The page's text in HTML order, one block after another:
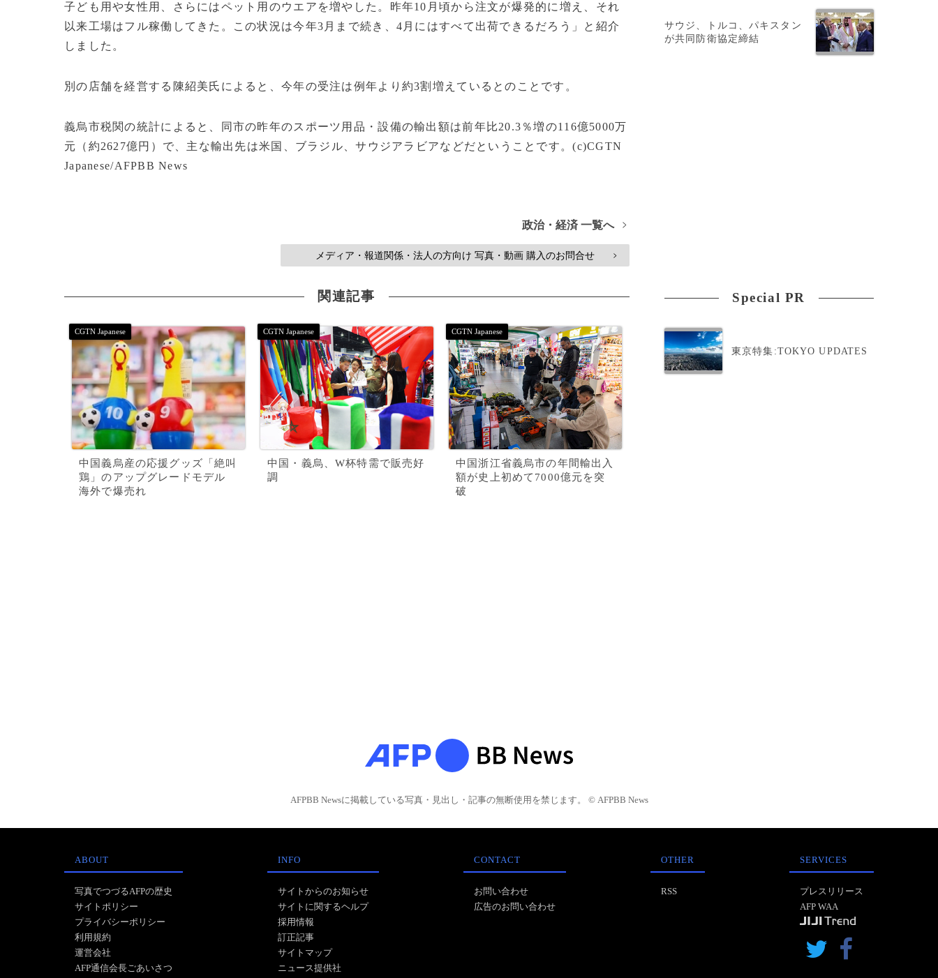
子ども用や女性用、さらにはペット用のウエアを増やした。昨年10月頃から注文が爆発的に増え、それ
以来工場はフル稼働してきた。この状況は今年3月まで続き、4月にはすべて出荷できるだろう」と紹介
しました。
別の店舗を経営する陳紹美氏によると、今年の受注は例年より約3割増えているとのことです。
義烏市税関の統計によると、同市の昨年のスポーツ用品・設備の輸出額は前年比20.3％増の116億5000万
元（約2627億円）で、主な輸出先は米国、ブラジル、サウジアラビアなどだということです。(c)CGTN
Japanese/AFPBB News
政治・経済 一覧へ >
メディア・報道関係・法人の方向け 写真・動画 購入のお問合せ >
関連記事
中国義烏産の応援グッズ「絶叫
鶏」のアップグレードモデル
海外で爆売れ
中国・義烏、W杯特需で販売好
調
中国浙江省義烏市の年間輸出入
額が史上初めて7000億元を突
破
サウジ、トルコ、パキスタン
が共同防衛協定締結
Special PR
東京特集:TOKYO UPDATES
AFPBB Newsに掲載している写真・見出し・記事の無断使用を禁じます。 © AFPBB News
ABOUT
写真でつづるAFPの歴史
サイトポリシー
プライバシーポリシー
利用規約
運営会社
AFP通信会長ごあいさつ
INFO
サイトからのお知らせ
サイトに関するヘルプ
採用情報
訂正記事
サイトマップ
ニュース提供社
CONTACT
お問い合わせ
広告のお問い合わせ
OTHER
RSS
SERVICES
プレスリリース
AFP WAA